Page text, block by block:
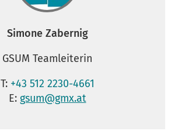
Simone Zabernig
GSUM Teamleiterin
T: +43 512 2230-4661
E: gsum@gmx.at